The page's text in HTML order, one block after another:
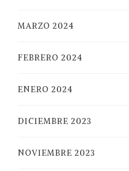
MARZO 2024
FEBRERO 2024
ENERO 2024
DICIEMBRE 2023
NOVIEMBRE 2023